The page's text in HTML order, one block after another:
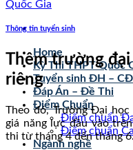
Home
Kỳ Thi THPT Quốc
Tuyển sinh ĐH – CĐ
Đáp Án – Đề Thi
Điểm Chuẩn
Điểm chuẩn
Điểm chuẩn
Ngành nghề
Thông tin tuyển sinh
Thêm trường
riêng
Theo đó, Trường Đại
giá năng lực đầu vào
thi từ tháng 4 đến tháng